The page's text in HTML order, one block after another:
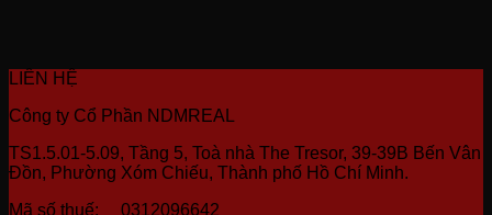
LIÊN HỆ
Công ty Cổ Phần NDMREAL
TS1.5.01-5.09, Tầng 5, Toà nhà The Tresor, 39-39B Bến Vân
Đồn, Phường Xóm Chiếu, Thành phố Hồ Chí Minh.
Mã số thuế: 0312096642